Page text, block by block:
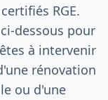
RGE.
dessous pour
à intervenir
rénovation
ou d'une